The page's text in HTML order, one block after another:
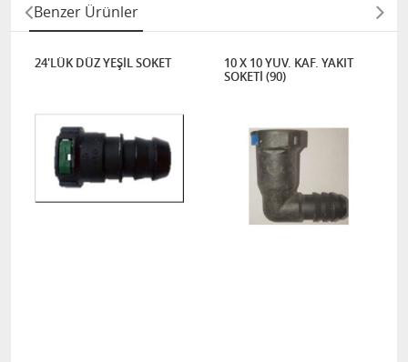
Benzer Ürünler
24'LÜK DÜZ YEŞİL SOKET
10 X 10 YUV. KAF. YAKIT
SOKETİ (90)